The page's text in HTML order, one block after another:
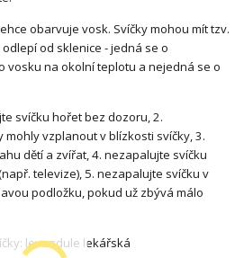
obarvuje vosk. Svíčky mohou mít tzv.
od sklenice - jedná se o
vosku na okolní teplotu a nejedná se o
svíčku hořet bez dozoru, 2.
vzplanout v blízkosti svíčky, 3.
dětí a zvířat, 4. nezapalujte svíčku
televize), 5. nezapalujte svíčku v
podložku, pokud už zbývá málo
levandule lekářská